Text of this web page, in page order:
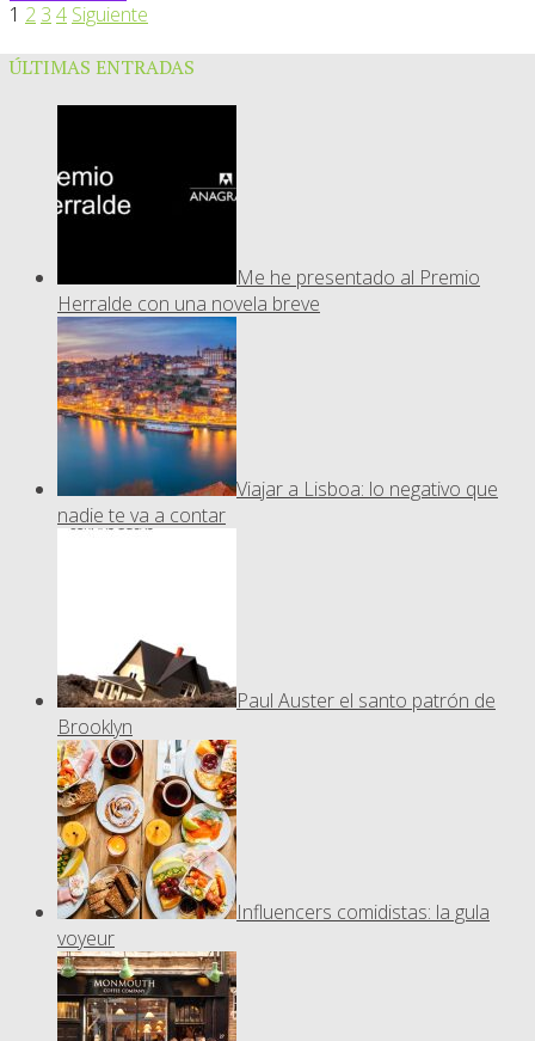
1 2 3 4 Siguiente
ÚLTIMAS ENTRADAS
Me he presentado al Premio
Herralde con una novela breve
Viajar a Lisboa: lo negativo que
nadie te va a contar
Paul Auster el santo patrón de
Brooklyn
Influencers comidistas: la gula
voyeur